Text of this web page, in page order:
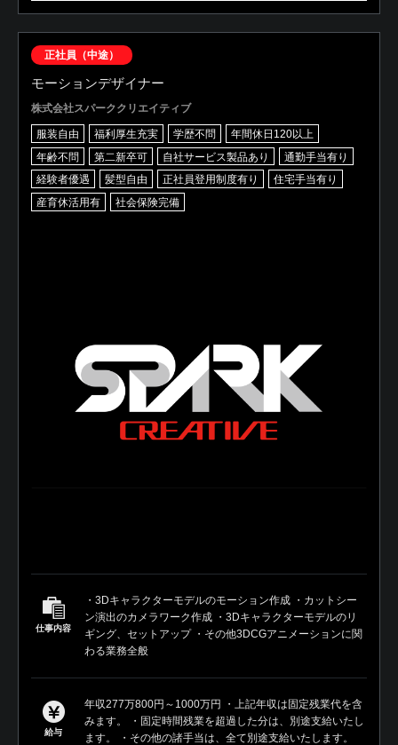
正社員（中途）
モーションデザイナー
株式会社スパーククリエイティブ
服装自由 福利厚生充実 学歴不問
年間休日120以上
年齢不問
第二新卒可 自社サービス製品あり
通勤手当有り
経験者優遇
髪型自由 正社員登用制度有り
住宅手当有り
産育休活用有
社会保険完備
仕事内容
・3Dキャラクターモデルのモーション作成 ・カットシー
ン演出のカメラワーク作成 ・3Dキャラクターモデルのリ
ギング、セットアップ ・その他3DCGアニメーションに関
わる業務全般
給与
年収277万800円～1000万円 ・上記年収は固定残業代を含
みます。 ・固定時間残業を超過した分は、別途支給いたし
ます。 ・その他の諸手当は、全て別途支給いたします。